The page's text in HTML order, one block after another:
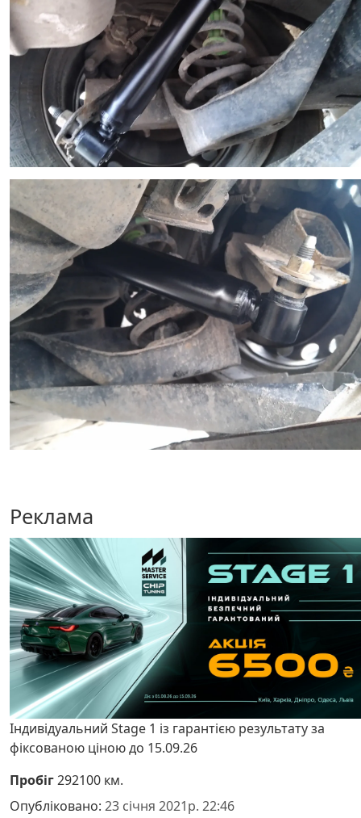
Реклама
Індивідуальний Stage 1 із гарантією результату за
фіксованою ціною до 15.09.26
Пробіг292100 км.
Опубліковано: 23 січня 2021р. 22:46